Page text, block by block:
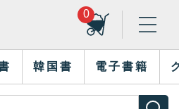
0
韓国書 電子書籍